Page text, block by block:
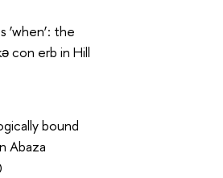
‘when’: the
con erb in Hill
bound
Abaza